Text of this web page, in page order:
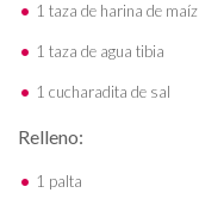
1 taza de harina de maíz
1 taza de agua tibia
1 cucharadita de sal
Relleno:
1 palta